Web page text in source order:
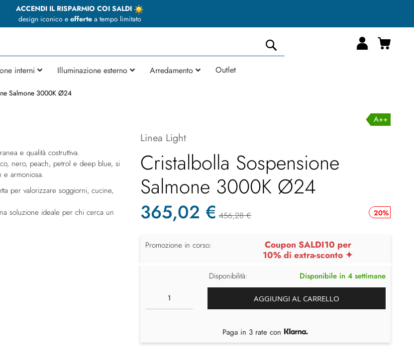
ACCENDI IL RISPARMIO COI SALDI
design iconico e offertea tempo limitato
Cerca
Carrello
interni Illuminazione esterno Arredamento Outlet
Salmone 3000K Ø24
e qualità costruttiva.
nero, peach, petrol e deep blue, si
e armoniosa.
per valorizzare soggiorni, cucine,
soluzione ideale per chi cerca un
A++
Linea Light
Cristalbolla Sospensione
Salmone 3000K Ø24
20%
365,02 € 456,28 €
Promozione in corso:
Coupon SALDI10 per
10% di extra-sconto ✦
Disponibilità: Disponibile in 4 settimane
AGGIUNGI AL CARRELLO
Paga in 3 rate con